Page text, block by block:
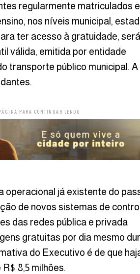
regularmente matriculados
nos níveis municipal,
ter acesso à gratuidade, será
válida, emitida por entidade
transporte público municipal.
PARA CONTINUAR LENDO
já existente do
de novos sistemas de
das redes pública e privada
gratuitas por dia mesmo
do Executivo é de que
8,5 milhões.